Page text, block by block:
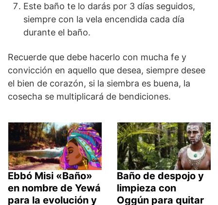
Este baño te lo darás por 3 días seguidos,
siempre con la vela encendida cada día
durante el baño.
Recuerde que debe hacerlo con mucha fe y
convicción en aquello que desea, siempre desee
el bien de corazón, si la siembra es buena, la
cosecha se multiplicará de bendiciones.
Ebbó Misi «Baño»
en nombre de Yewá
para la evolución y
Baño de despojo y
limpieza con
Oggún para quitar